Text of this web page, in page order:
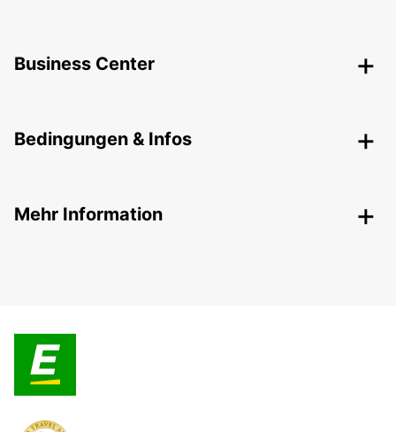
Business Center
Bedingungen & Infos
Mehr Information